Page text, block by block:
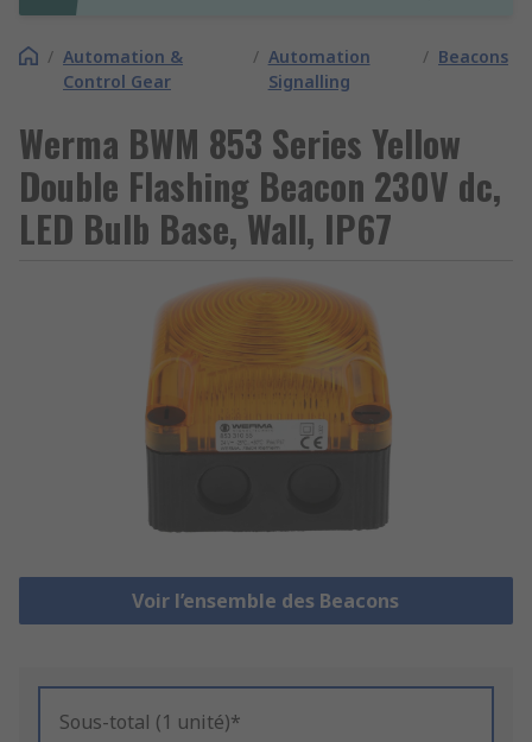
/ Automation &
Control Gear
/ Automation
Signalling
/ Beacons
Werma BWM 853 Series Yellow
Double Flashing Beacon 230V dc,
LED Bulb Base, Wall, IP67
Voir l’ensemble des Beacons
Sous-total (1 unité)*